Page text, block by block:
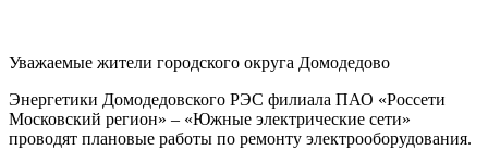
Уважаемые жители городского округа Домодедово
Энергетики Домодедовского РЭС филиала ПАО «Россети
Московский регион» – «Южные электрические сети»
проводят плановые работы по ремонту электрооборудования.